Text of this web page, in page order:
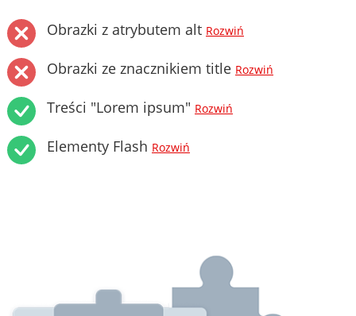
Obrazki z atrybutem alt Rozwiń
Obrazki ze znacznikiem title Rozwiń
Treści "Lorem ipsum" Rozwiń
Elementy Flash Rozwiń